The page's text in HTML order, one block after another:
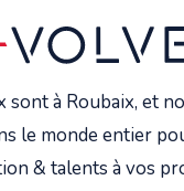
sont à Roubaix, et
le monde entier
& talents à vos